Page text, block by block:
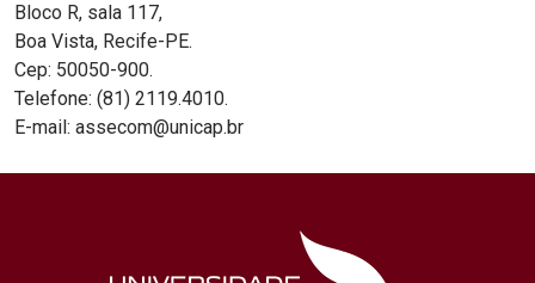
Bloco R, sala 117,
Boa Vista, Recife-PE.
Cep: 50050-900.
Telefone: (81) 2119.4010.
E-mail: assecom@unicap.br